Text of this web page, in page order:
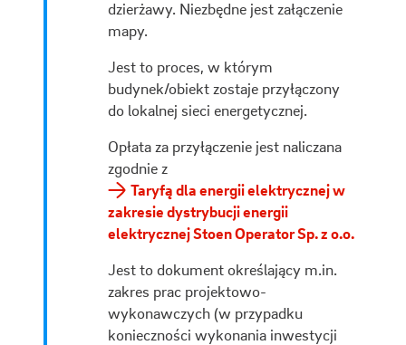
dzierżawy. Niezbędne jest załączenie
mapy.
Jest to proces, w którym
budynek/obiekt zostaje przyłączony
do lokalnej sieci energetycznej.
Opłata za przyłączenie jest naliczana
zgodnie z
Taryfą dla energii elektrycznej w
zakresie dystrybucji energii
elektrycznej Stoen Operator Sp. z o.o.
Jest to dokument określający m.in.
zakres prac projektowo-
wykonawczych (w przypadku
konieczności wykonania inwestycji